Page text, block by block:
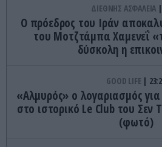
ΔΙΕΘΝΗΣ ΑΣΦΑΛΕΙΑ
Ο πρόεδρος του Ιράν
του Μοτζτάμπα Χαμενεΐ
δύσκολη η
GOOD LIFE
«Αλμυρός» ο λογαριασμός
στο ιστορικό Le Club του Σεν
(φωτό)